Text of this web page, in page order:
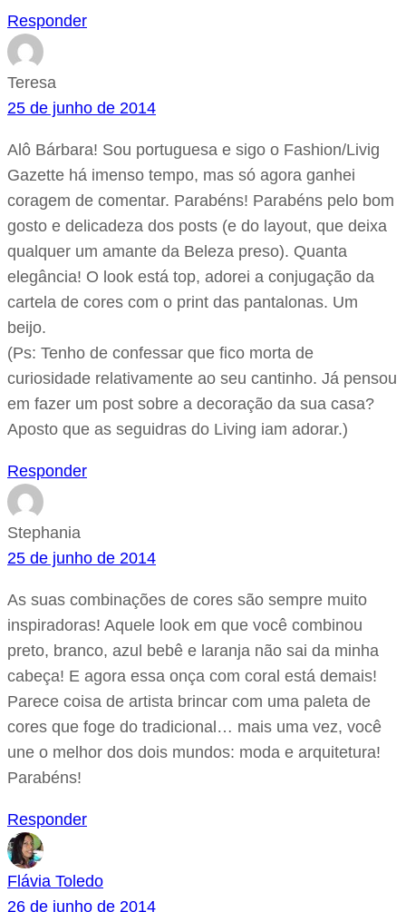
Responder
Teresa
25 de junho de 2014
Alô Bárbara! Sou portuguesa e sigo o Fashion/Livig
Gazette há imenso tempo, mas só agora ganhei
coragem de comentar. Parabéns! Parabéns pelo bom
gosto e delicadeza dos posts (e do layout, que deixa
qualquer um amante da Beleza preso). Quanta
elegância! O look está top, adorei a conjugação da
cartela de cores com o print das pantalonas. Um
beijo.
(Ps: Tenho de confessar que fico morta de
curiosidade relativamente ao seu cantinho. Já pensou
em fazer um post sobre a decoração da sua casa?
Aposto que as seguidras do Living iam adorar.)
Responder
Stephania
25 de junho de 2014
As suas combinações de cores são sempre muito
inspiradoras! Aquele look em que você combinou
preto, branco, azul bebê e laranja não sai da minha
cabeça! E agora essa onça com coral está demais!
Parece coisa de artista brincar com uma paleta de
cores que foge do tradicional… mais uma vez, você
une o melhor dos dois mundos: moda e arquitetura!
Parabéns!
Responder
Flávia Toledo
26 de junho de 2014